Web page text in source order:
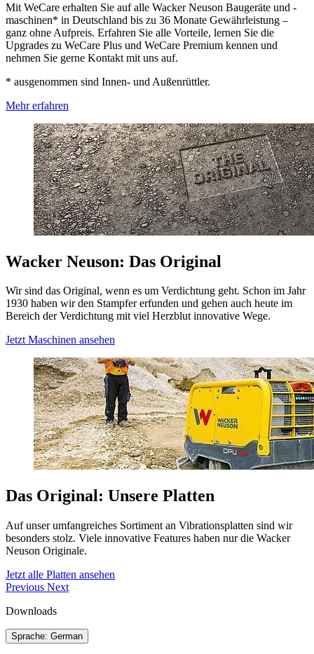
Mit WeCare erhalten Sie auf alle Wacker Neuson Baugeräte und -
maschinen* in Deutschland bis zu 36 Monate Gewährleistung –
ganz ohne Aufpreis. Erfahren Sie alle Vorteile, lernen Sie die
Upgrades zu WeCare Plus und WeCare Premium kennen und
nehmen Sie gerne Kontakt mit uns auf.
* ausgenommen sind Innen- und Außenrüttler.
Mehr erfahren
Wacker Neuson: Das Original
Wir sind das Original, wenn es um Verdichtung geht. Schon im Jahr
1930 haben wir den Stampfer erfunden und gehen auch heute im
Bereich der Verdichtung mit viel Herzblut innovative Wege.
Jetzt Maschinen ansehen
Das Original: Unsere Platten
Auf unser umfangreiches Sortiment an Vibrationsplatten sind wir
besonders stolz. Viele innovative Features haben nur die Wacker
Neuson Originale.
Jetzt alle Platten ansehen
Previous Next
Downloads
Sprache: German